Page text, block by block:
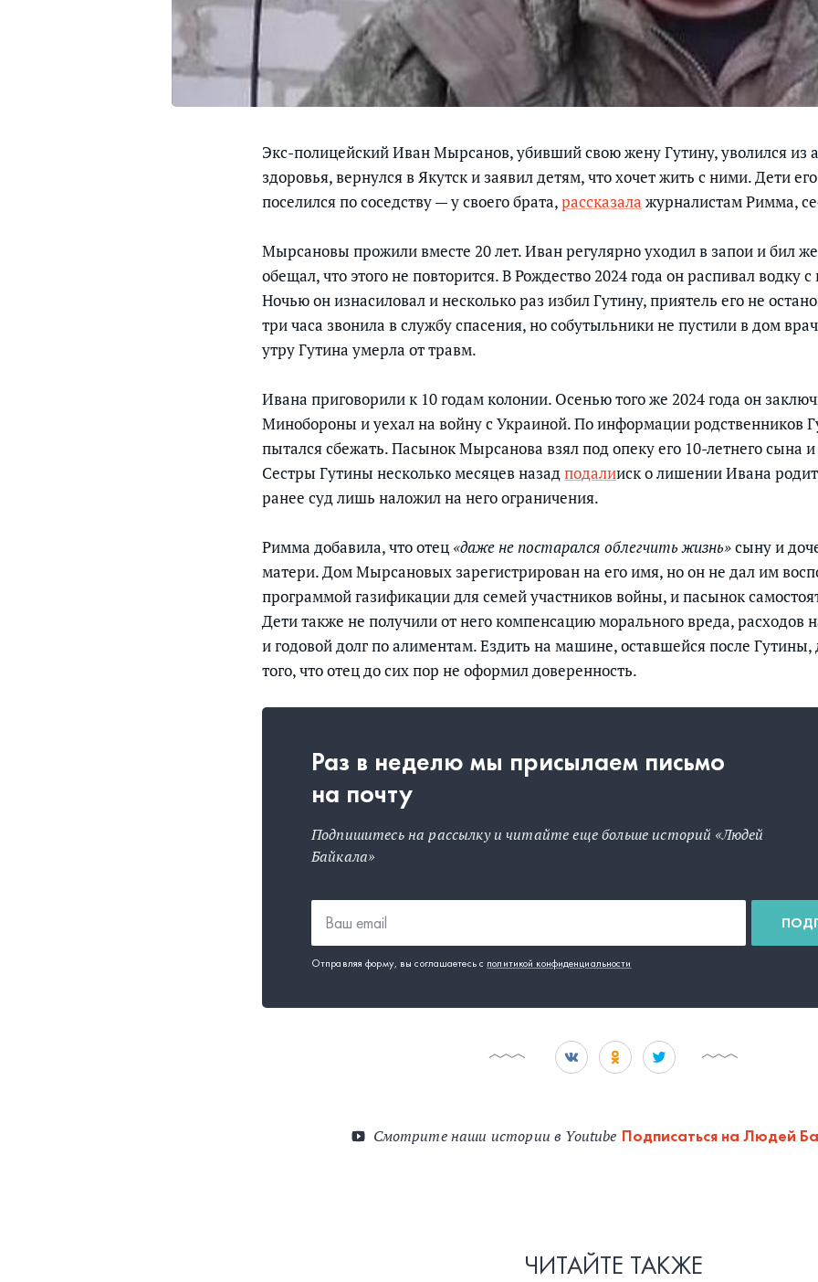
Экс-полицейский Иван Мырсанов, убивший свою жену Гутину, уволился из
здоровья, вернулся в Якутск и заявил детям, что хочет жить с ними. Дети
поселился по соседству — у своего брата,рассказала журналистам Римма,
Мырсановы прожили вместе 20 лет. Иван регулярно уходил в запои и бил
обещал, что этого не повторится. В Рождество 2024 года он распивал водку
Ночью он изнасиловал и несколько раз избил Гутину, приятель его не
три часа звонила в службу спасения, но собутыльники не пустили в дом
утру Гутина умерла от травм.
Ивана приговорили к 10 годам колонии. Осенью того же 2024 года он
Минобороны и уехал на войну с Украиной. По информации родственников
пытался сбежать. Пасынок Мырсанова взял под опеку его 10-летнего сына
Сестры Гутины несколько месяцев назадподалииск о лишении Ивана
ранее суд лишь наложил на него ограничения.
Римма добавила, что отец «даже не постарался облегчить жизнь»сыну и
матери. Дом Мырсановых зарегистрирован на его имя, но он не дал им
программой газификации для семей участников войны, и пасынок
Дети также не получили от него компенсацию морального вреда, расходов
и годовой долг по алиментам. Ездить на машине, оставшейся после Гутины,
того, что отец до сих пор не оформил доверенность.
Раз в неделю мы присылаем письмо
на почту
Подпишитесь на рассылку и читайте еще больше историй «Людей
Байкала»
Отправляя форму, вы соглашаетесь с политикой конфиденциальности
Смотрите наши истории в Youtube Подписаться на Людей
ЧИТАЙТЕ ТАКЖЕ